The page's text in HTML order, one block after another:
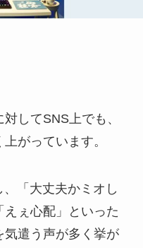
してSNS上でも、
がっています。
「大丈夫かミオし
ぇ心配」といった
気遣う声が多く挙が